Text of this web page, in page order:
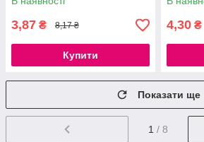
3,87 ₴ 8,17 ₴
Купити
4,30 ₴
Показати ще
1 / 8